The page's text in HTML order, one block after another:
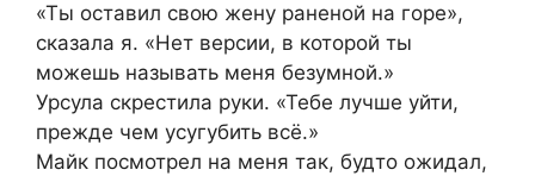
«Ты оставил свою жену раненой на горе»,
сказала я. «Нет версии, в которой ты
можешь называть меня безумной.»
Урсула скрестила руки. «Тебе лучше уйти,
прежде чем усугубить всё.»
Майк посмотрел на меня так, будто ожидал,